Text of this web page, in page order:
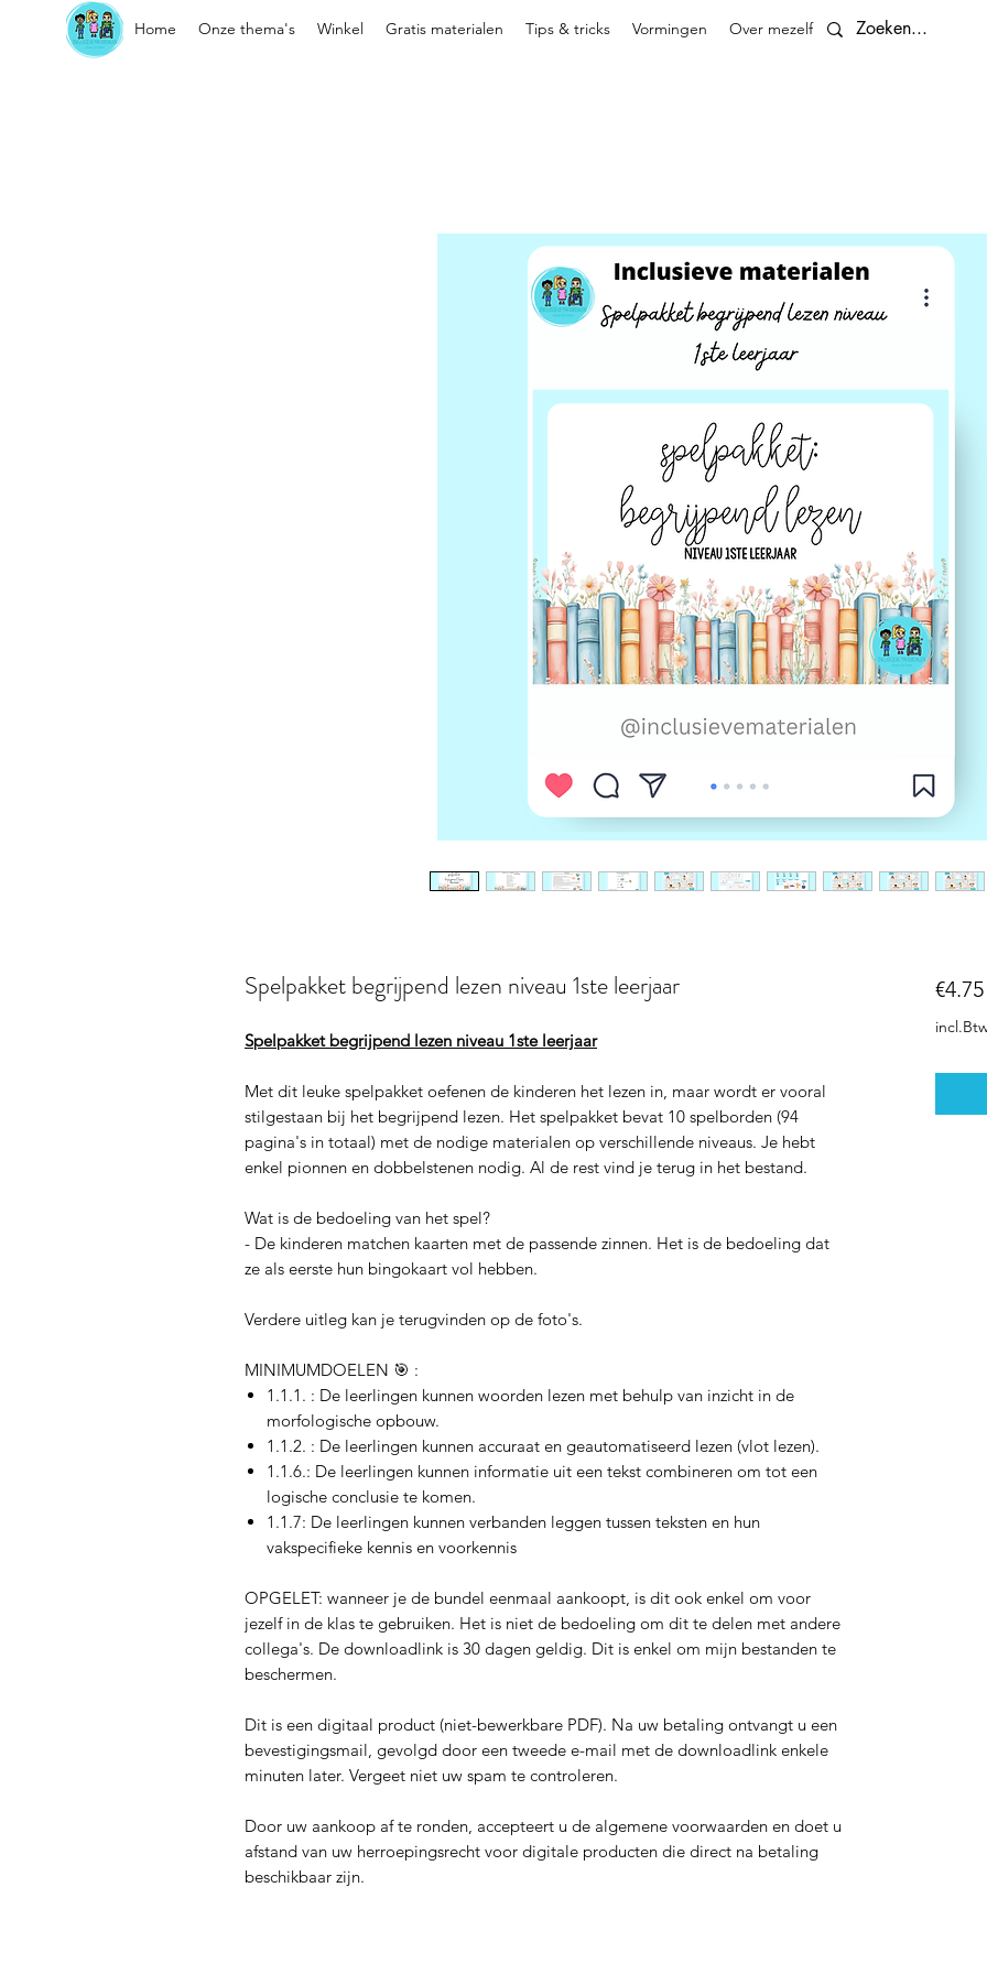
Home Onze thema's Winkel Gratis materialen Tips & tricks Vormingen Over mezelf Contact
Spelpakket begrijpend lezen niveau 1ste leerjaar
Spelpakket begrijpend lezen niveau 1ste leerjaar
Met dit leuke spelpakket oefenen de kinderen het lezen in, maar wordt er vooral
stilgestaan bij het begrijpend lezen. Het spelpakket bevat 10 spelborden (94
pagina's in totaal) met de nodige materialen op verschillende niveaus. Je hebt
enkel pionnen en dobbelstenen nodig. Al de rest vind je terug in het bestand.
Wat is de bedoeling van het spel?
- De kinderen matchen kaarten met de passende zinnen. Het is de bedoeling dat
ze als eerste hun bingokaart vol hebben.
Verdere uitleg kan je terugvinden op de foto's.
MINIMUMDOELEN 🎯 :
1.1.1. : De leerlingen kunnen woorden lezen met behulp van inzicht in de
morfologische opbouw.
1.1.2. : De leerlingen kunnen accuraat en geautomatiseerd lezen (vlot lezen).
1.1.6.: De leerlingen kunnen informatie uit een tekst combineren om tot een
logische conclusie te komen.
1.1.7: De leerlingen kunnen verbanden leggen tussen teksten en hun
vakspecifieke kennis en voorkennis
OPGELET: wanneer je de bundel eenmaal aankoopt, is dit ook enkel om voor
jezelf in de klas te gebruiken. Het is niet de bedoeling om dit te delen met andere
collega's. De downloadlink is 30 dagen geldig. Dit is enkel om mijn bestanden te
beschermen.
Dit is een digitaal product (niet-bewerkbare PDF). Na uw betaling ontvangt u een
bevestigingsmail, gevolgd door een tweede e-mail met de downloadlink enkele
minuten later. Vergeet niet uw spam te controleren.
Door uw aankoop af te ronden, accepteert u de algemene voorwaarden en doet u
afstand van uw herroepingsrecht voor digitale producten die direct na betaling
beschikbaar zijn.
€4.75